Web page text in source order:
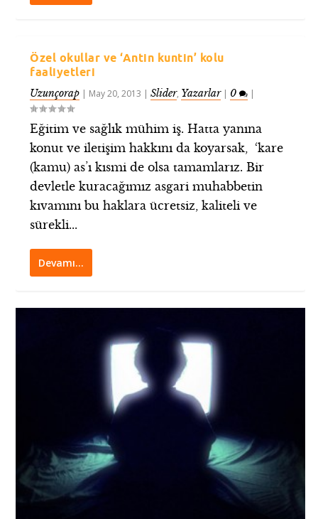
Özel okullar ve ‘Antin kuntin’ kolu
faaliyetleri
Uzunçorap | May 20, 2013 |Slider, Yazarlar| 0 |
Eğitim ve sağlık mühim iş. Hatta yanına
konut ve iletişim hakkını da koyarsak, ‘kare
(kamu) as’ı kısmi de olsa tamamlarız. Bir
devletle kuracağımız asgari muhabbetin
kıvamını bu haklara ücretsiz, kaliteli ve
sürekli...
Devamı…